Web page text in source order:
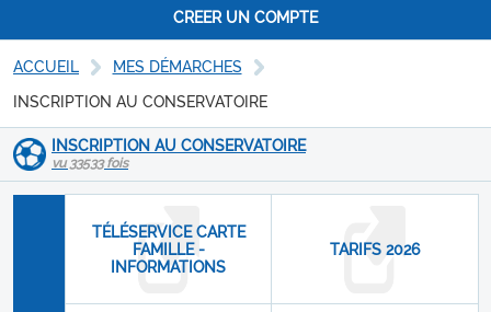
CREER UN COMPTE
ACCUEIL
MES DÉMARCHES
INSCRIPTION AU CONSERVATOIRE
INSCRIPTION AU CONSERVATOIRE
vu 33533 fois
TÉLÉSERVICE CARTE
FAMILLE -
INFORMATIONS
TARIFS 2026